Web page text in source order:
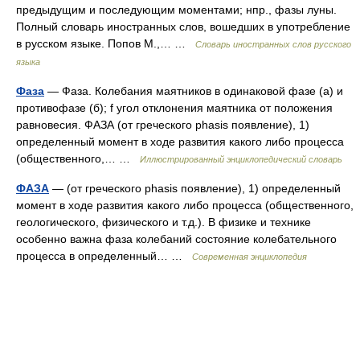
предыдущим и последующим моментами; нпр., фазы луны.
Полный словарь иностранных слов, вошедших в употребление
в русском языке. Попов М.,… …
Словарь иностранных слов русского
языка
Фаза — Фаза. Колебания маятников в одинаковой фазе (а) и
противофазе (б); f угол отклонения маятника от положения
равновесия. ФАЗА (от греческого phasis появление), 1)
определенный момент в ходе развития какого либо процесса
(общественного,… …
Иллюстрированный энциклопедический словарь
ФАЗА — (от греческого phasis появление), 1) определенный
момент в ходе развития какого либо процесса (общественного,
геологического, физического и т.д.). В физике и технике
особенно важна фаза колебаний состояние колебательного
процесса в определенный… …
Современная энциклопедия